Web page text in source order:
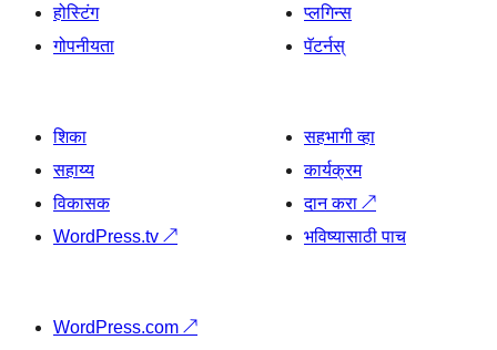
होस्टिंग
गोपनीयता
प्लगिन्स
पॅटर्नस्
शिका
सहाय्य
विकासक
WordPress.tv ↗
सहभागी व्हा
कार्यक्रम
दान करा ↗
भविष्यासाठी पाच
WordPress.com ↗